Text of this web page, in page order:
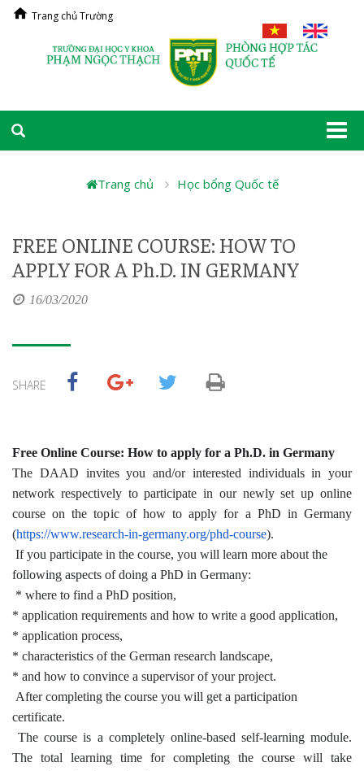
Trang chủ Trường
Trang chủ Học bổng Quốc tế
FREE ONLINE COURSE: HOW TO
APPLY FOR A Ph.D. IN GERMANY
16/03/2020
SHARE
Free Online Course: How to apply for a Ph.D. in Germany
The DAAD invites you and/or interested individuals in your
network respectively to participate in our newly set up online
course on the topic of how to apply for a PhD in Germany
(https://www.research-in-germany.org/phd-course).
If you participate in the course, you will learn more about the
following aspects of doing a PhD in Germany:
* where to find a PhD position,
* application requirements and how to write a good application,
* application process,
* characteristics of the German research landscape,
* and how to convince a supervisor of your project.
After completing the course you will get a participation
certificate.
The course is a completely online-based self-learning module.
The total learning time for completing the course will take